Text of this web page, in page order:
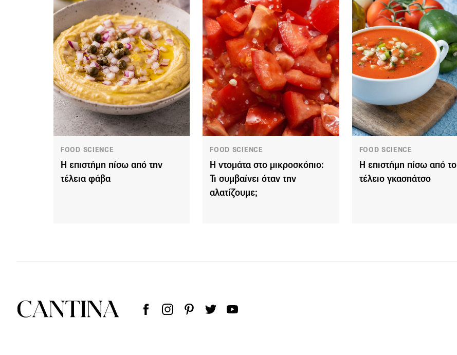
FOOD SCIENCE
Η επιστήμη πίσω από την
τέλεια φάβα
FOOD SCIENCE
Η ντομάτα στο μικροσκόπιο:
Τι συμβαίνει όταν την
αλατίζουμε;
FOOD SCIENCE
Η επιστήμη πίσω από το
τέλειο γκασπάτσο